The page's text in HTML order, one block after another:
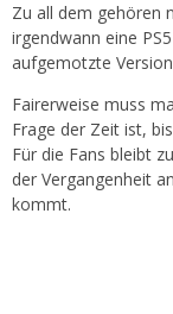
Zu all dem gehören
irgendwann eine
aufgemotzte
Fairerweise muss
Frage der Zeit ist,
Für die Fans bleibt
der Vergangenheit
kommt.